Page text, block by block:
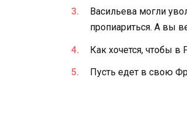
Васильева могли
пропиариться. А вы
Как хочется, чтобы
Пусть едет в свою